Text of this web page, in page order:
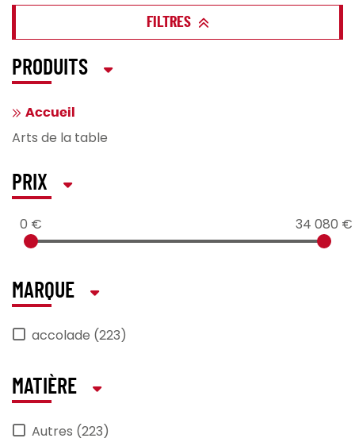
FILTRES
PRODUITS
Accueil
Arts de la table
PRIX
0 € 34 080 €
MARQUE
accolade (223)
MATIÈRE
Autres (223)